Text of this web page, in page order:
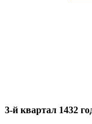
3-й квартал 1432